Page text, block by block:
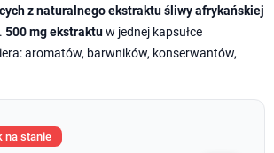
z naturalnego ekstraktu śliwy afrykańskiej
500 mg ekstraktuw jednej kapsułce
aromatów, barwników, konserwantów,
na stanie